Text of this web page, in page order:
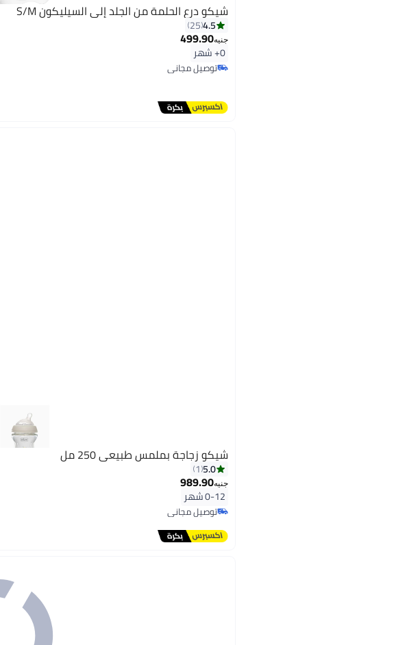
شيكو درع الحلمة من الجلد إلى السيليكون S/M
4.5
25
جنيه499.90
0+ شهر
توصيل مجاني
توصيل مجاني
شيكو زجاجة بملمس طبيعي 250 مل
5.0
1
جنيه989.90
0-12 شهر
توصيل مجاني